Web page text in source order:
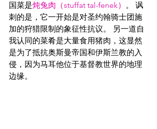
国菜是炖兔肉（stuffat tal-fenek） 。 讽
刺的是，它一开始是对圣约翰骑士团施
加的狩猎限制的象征性抗议。 另一道自
我认同的菜肴是大量食用猪肉，这显然
是为了抵抗奥斯曼帝国和伊斯兰教的入
侵，因为马耳他位于基督教世界的地理
边缘。